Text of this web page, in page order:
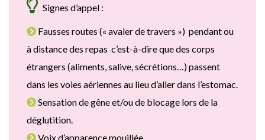
Signes d’appel :
Fausses routes (« avaler de travers ») pendant ou
à distance des repas c’est-à-dire que des corps
étrangers (aliments, salive, sécrétions…) passent
dans les voies aériennes au lieu d’aller dans l’estomac.
Sensation de gêne et/ou de blocage lors de la
déglutition.
Voix d’apparence mouillée.